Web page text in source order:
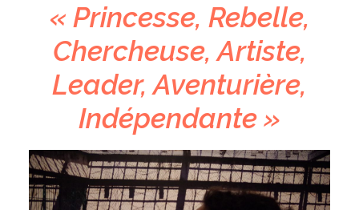
« Princesse, Rebelle,
Chercheuse, Artiste,
Leader, Aventurière,
Indépendante »